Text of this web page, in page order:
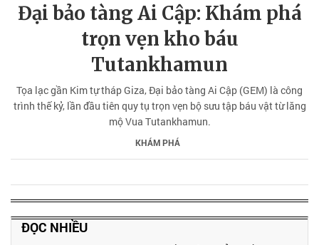
Đại bảo tàng Ai Cập: Khám phá
trọn vẹn kho báu
Tutankhamun
Tọa lạc gần Kim tự tháp Giza, Đại bảo tàng Ai Cập (GEM) là công
trình thế kỷ, lần đầu tiên quy tụ trọn vẹn bộ sưu tập báu vật từ lăng
mộ Vua Tutankhamun.
KHÁM PHÁ
ĐỌC NHIỀU